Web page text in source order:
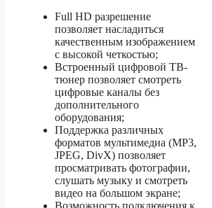
Full HD разрешение
позволяет насладиться
качественным изображением
с высокой четкостью;
Встроенный цифровой ТВ-
тюнер позволяет смотреть
цифровые каналы без
дополнительного
оборудования;
Поддержка различных
форматов мультимедиа (MP3,
JPEG, DivX) позволяет
просматривать фотографии,
слушать музыку и смотреть
видео на большом экране;